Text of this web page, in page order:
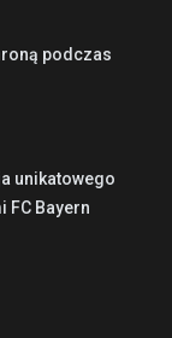
podczas
unikatowego
FC Bayern